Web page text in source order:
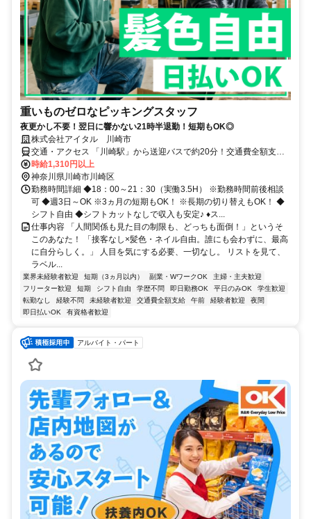
重いものゼロなピッキングスタッフ
夜更かし不要！翌日に響かない21時半退勤！短期もOK◎
株式会社アイタル 川崎市
交通・アクセス 「川崎駅」から送迎バスで約20分！交通費全額支給
◎
時給1,310円以上
神奈川県川崎市川崎区
勤務時間詳細 ◆18：00～21：30（実働3.5H） ※勤務時間前後相談
可 ◆週3日～OK ※3ヵ月の短期もOK！ ※長期の切り替えもOK！ ◆
シフト自由 ◆シフトカットなしで収入も安定♪ ♦ス...
仕事内容 「人間関係も見た目の制限も、どっちも面倒！」というそ
このあなた！ 「接客なし×髪色・ネイル自由。誰にも会わずに、最高
に自分らしく。」 人目を気にする必要、一切なし。 リストを見て、
ラベル...
業界未経験者歓迎 短期（3ヵ月以内） 副業・WワークOK
主婦・主夫歓迎
フリーター歓迎
短期 シフト自由 学歴不問 即日勤務OK 平日のみOK
学生歓迎
転勤なし
経験不問 未経験者歓迎 交通費全額支給 午前 経験者歓迎
夜間
即日払いOK
有資格者歓迎
アルバイト・パート